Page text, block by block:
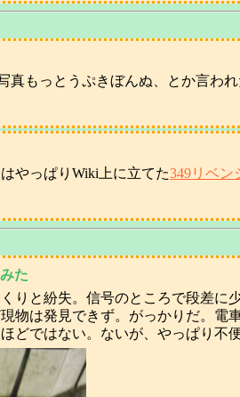
真もっとうぷきぼんぬ、とか言わ
やっぱりWiki上に立てた349リベン
た
りと紛失。信号のところで段差
物は発見できず。がっかりだ。電
どではない。ないが、やっぱり不便